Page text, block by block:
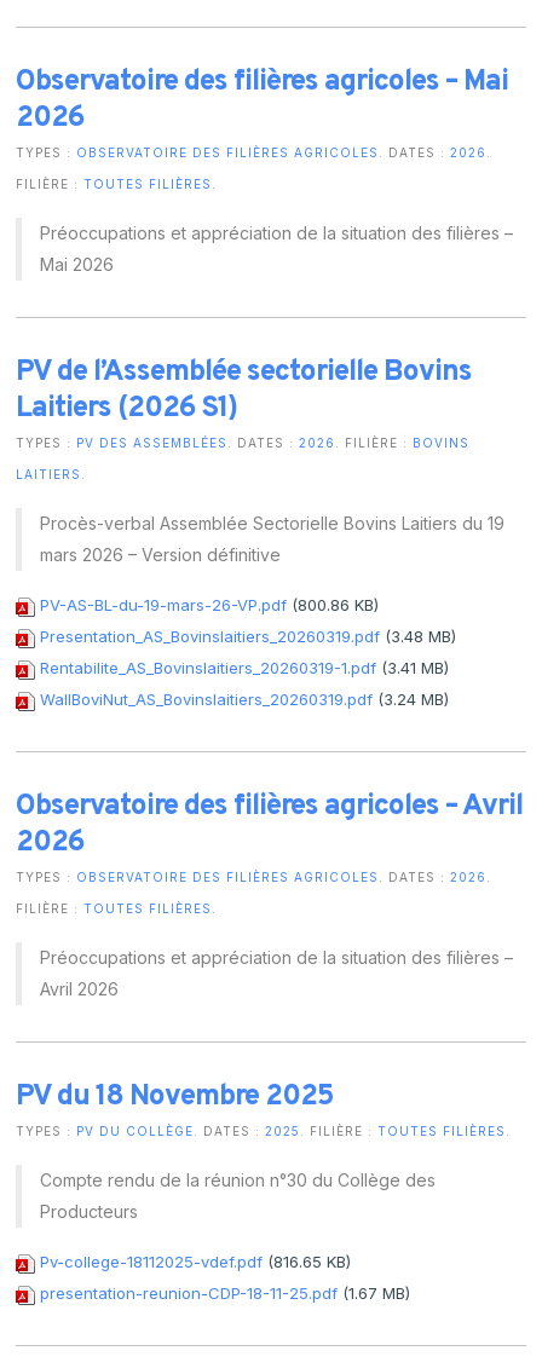
Observatoire des filières agricoles – Mai
2026
TYPES : OBSERVATOIRE DES FILIÈRES AGRICOLES . DATES :2026
FILIÈRE :TOUTES FILIÈRES
Préoccupations et appréciation de la situation des filières –
Mai 2026
PV de l’Assemblée sectorielle Bovins
Laitiers (2026 S1)
TYPES : PV DES ASSEMBLÉES . DATES :2026 . FILIÈRE : BOVINS
LAITIERS
Procès-verbal Assemblée Sectorielle Bovins Laitiers du 19
mars 2026 – Version définitive
PV-AS-BL-du-19-mars-26-VP.pdf (800.86 KB)
Presentation_AS_Bovinslaitiers_20260319.pdf (3.48 MB)
Rentabilite_AS_Bovinslaitiers_20260319-1.pdf (3.41 MB)
WallBoviNut_AS_Bovinslaitiers_20260319.pdf (3.24 MB)
Observatoire des filières agricoles – Avril
2026
TYPES : OBSERVATOIRE DES FILIÈRES AGRICOLES . DATES :2026
FILIÈRE :TOUTES FILIÈRES
Préoccupations et appréciation de la situation des filières –
Avril 2026
PV du 18 Novembre 2025
TYPES : PV DU COLLÈGE . DATES :2025 . FILIÈRE :TOUTES FILIÈRES
Compte rendu de la réunion n°30 du Collège des
Producteurs
Pv-college-18112025-vdef.pdf (816.65 KB)
presentation-reunion-CDP-18-11-25.pdf (1.67 MB)